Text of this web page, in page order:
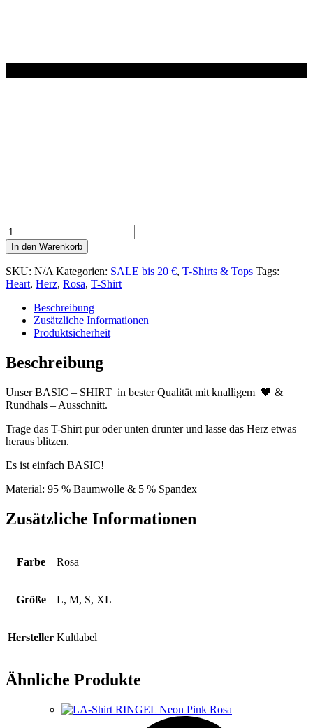
T
-
Shirt
HEART
BIG
ROSA
Menge
In den Warenkorb
SKU: N/A Kategorien: SALE bis 20 €, T-Shirts & Tops Tags:
Heart, Herz, Rosa, T-Shirt
Beschreibung
Zusätzliche Informationen
Produktsicherheit
Beschreibung
Unser BASIC – SHIRT in bester Qualität mit knalligem 🖤 &
Rundhals – Ausschnitt.
Trage das T-Shirt pur oder unten drunter und lasse das Herz etwas
heraus blitzen.
Es ist einfach BASIC!
Material: 95 % Baumwolle & 5 % Spandex
Zusätzliche Informationen
Farbe Rosa
Größe L, M, S, XL
Hersteller Kultlabel
Ähnliche Produkte